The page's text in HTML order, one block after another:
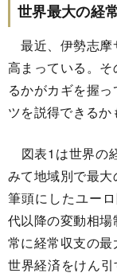
世界最大の経
最近、伊勢志摩
高まっている。
るかがカギを握
ツを説得できるか
図表1は世界の
みて地域別で最
筆頭にしたユー
代以降の変動相場
常に経常収支の
世界経済をけん